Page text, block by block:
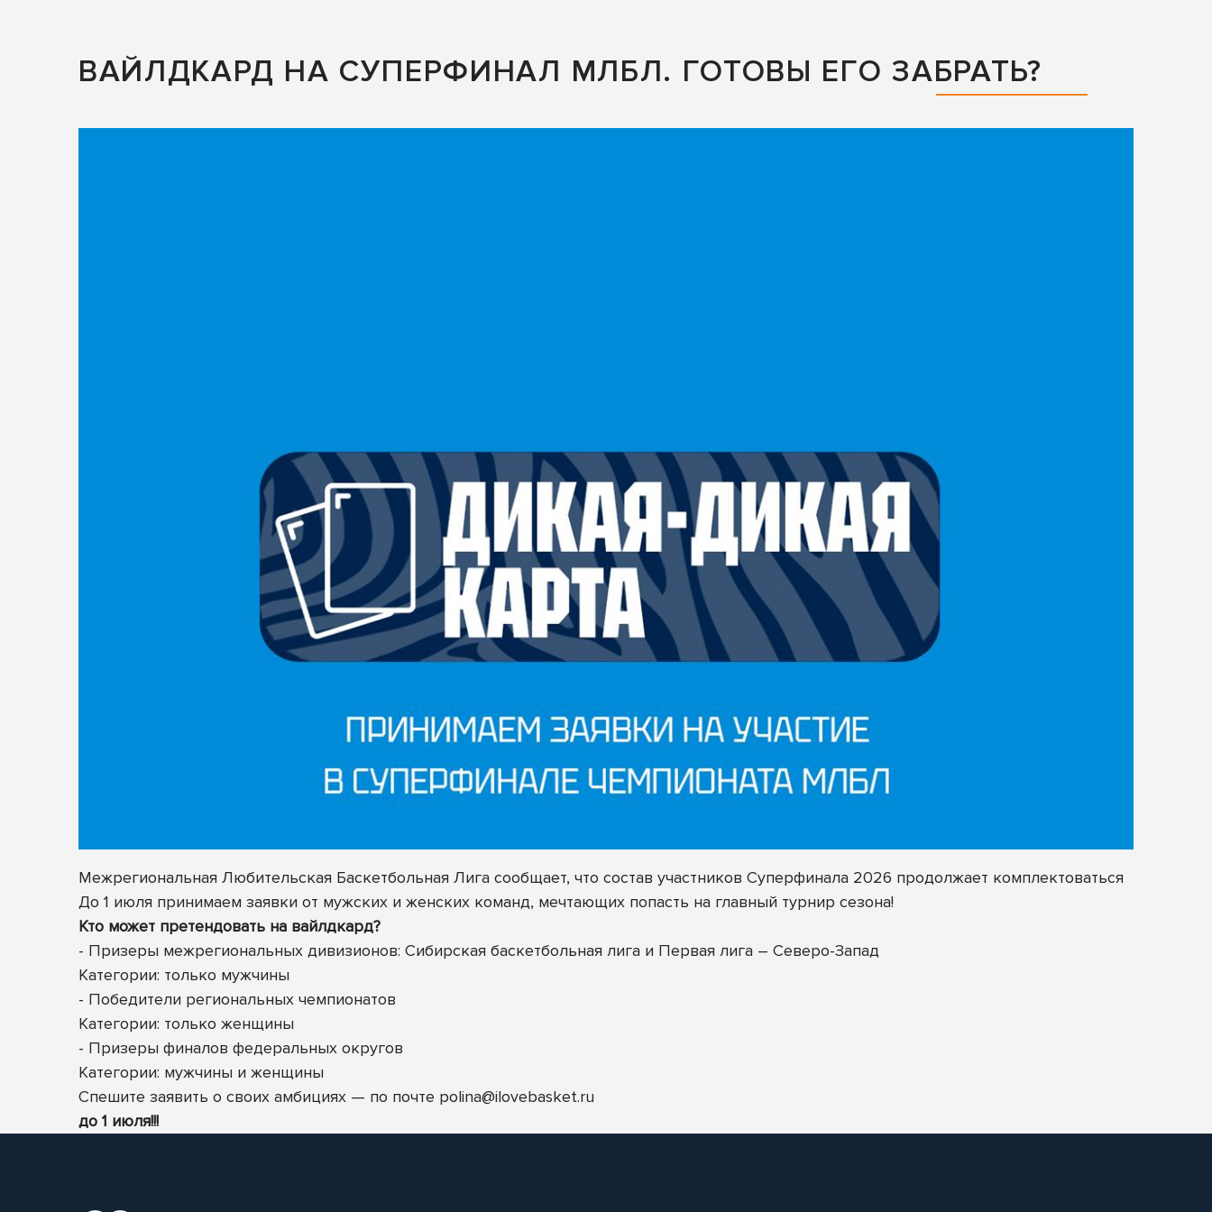
ВАЙЛДКАРД НА СУПЕРФИНАЛ МЛБЛ. ГОТОВЫ ЕГО ЗАБРАТЬ?
Межрегиональная Любительская Баскетбольная Лига сообщает, что состав участников Суперфинала 2026 продолжает комплектоваться
До 1 июля принимаем заявки от мужских и женских команд, мечтающих попасть на главный турнир сезона!
Кто может претендовать на вайлдкард?
- Призеры межрегиональных дивизионов: Сибирская баскетбольная лига и Первая лига – Северо-Запад
Категории: только мужчины
- Победители региональных чемпионатов
Категории: только женщины
- Призеры финалов федеральных округов
Категории: мужчины и женщины
Спешите заявить о своих амбициях — по почте polina@ilovebasket.ru
до 1 июля!!!